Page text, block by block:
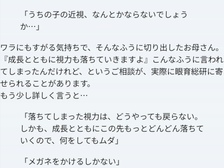
「うちの子の近視、なんとかならないでしょう
か…」
ワラにもすがる気持ちで、そんなふうに切り出したお母さん。
『成長とともに視力も落ちていきますよ』こんなふうに言われ
てしまったんだけれど、というご相談が、実際に眼育総研に寄
せられることがあります。
もう少し詳しく言うと…
「落ちてしまった視力は、どうやっても戻らない。
しかも、成長とともにこの先もっとどんどん落ちて
いくので、何をしてもムダ」
「メガネをかけるしかない」